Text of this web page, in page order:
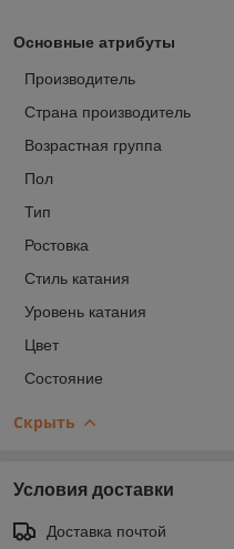
Основные атрибуты
Производитель
Страна производитель
Возрастная группа
Пол
Тип
Ростовка
Стиль катания
Уровень катания
Цвет
Состояние
Скрыть
Условия доставки
Доставка почтой